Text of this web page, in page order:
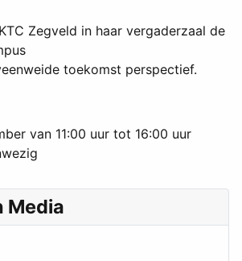
Media
Zegveld in haar vergaderzaal de
toekomst perspectief.
van 11:00 uur tot 16:00 uur